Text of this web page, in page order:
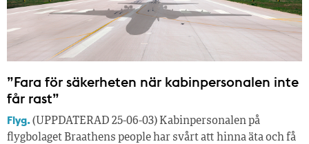
”Fara för säkerheten när kabinpersonalen inte
får rast”
Flyg.(UPPDATERAD 25-06-03) Kabinpersonalen på
flygbolaget Braathens people har svårt att hinna äta och få